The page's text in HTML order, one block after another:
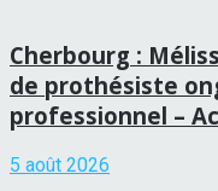
Cherbourg :
de prothésiste
professionnel –
5 août 2026